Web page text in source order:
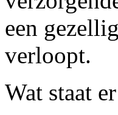
een
verloopt.
Wat staat